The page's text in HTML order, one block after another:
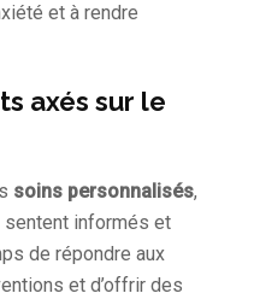
et à rendre
axés sur le
soins personnalisés,
informés et
de répondre aux
et d’offrir des